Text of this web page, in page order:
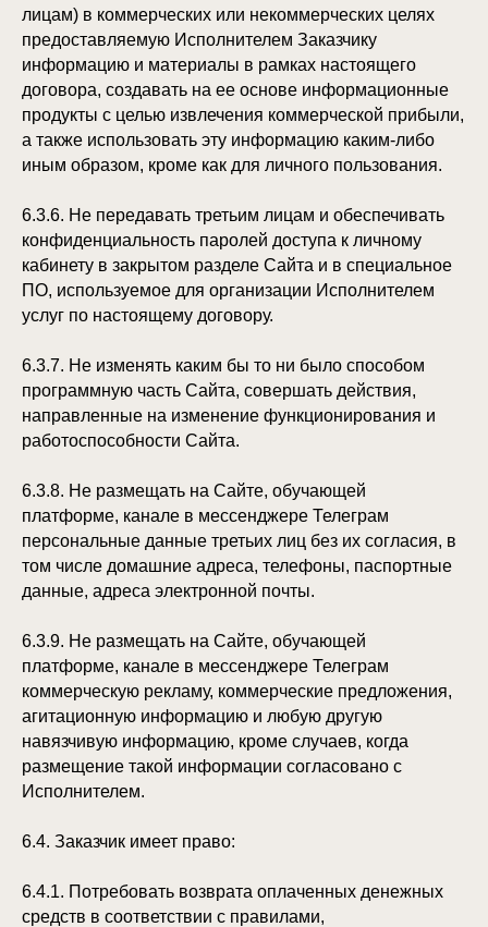
лицам) в коммерческих или некоммерческих целях
предоставляемую Исполнителем Заказчику
информацию и материалы в рамках настоящего
договора, создавать на ее основе информационные
продукты с целью извлечения коммерческой прибыли,
а также использовать эту информацию каким-либо
иным образом, кроме как для личного пользования.
6.3.6. Не передавать третьим лицам и обеспечивать
конфиденциальность паролей доступа к личному
кабинету в закрытом разделе Сайта и в специальное
ПО, используемое для организации Исполнителем
услуг по настоящему договору.
6.3.7. Не изменять каким бы то ни было способом
программную часть Сайта, совершать действия,
направленные на изменение функционирования и
работоспособности Сайта.
6.3.8. Не размещать на Сайте, обучающей
платформе, канале в мессенджере Телеграм
персональные данные третьих лиц без их согласия, в
том числе домашние адреса, телефоны, паспортные
данные, адреса электронной почты.
6.3.9. Не размещать на Сайте, обучающей
платформе, канале в мессенджере Телеграм
коммерческую рекламу, коммерческие предложения,
агитационную информацию и любую другую
навязчивую информацию, кроме случаев, когда
размещение такой информации согласовано с
Исполнителем.
6.4. Заказчик имеет право:
6.4.1. Потребовать возврата оплаченных денежных
средств в соответствии с правилами,